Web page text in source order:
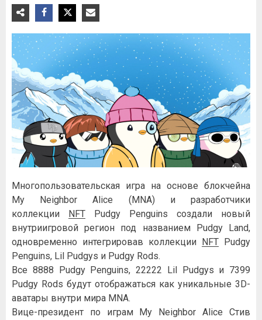
Многопользовательская игра на основе блокчейна
My Neighbor Alice (MNA) и разработчики
коллекции
NFT Pudgy Penguins создали новый
внутриигровой регион под названием Pudgy Land,
одновременно интегрировав коллекции
NFT Pudgy
Penguins, Lil Pudgys и Pudgy Rods.
Все 8888 Pudgy Penguins, 22222 Lil Pudgys и 7399
Pudgy Rods будут отображаться как уникальные 3D-
аватары внутри мира MNA.
Вице-президент по играм My Neighbor Alice Стив